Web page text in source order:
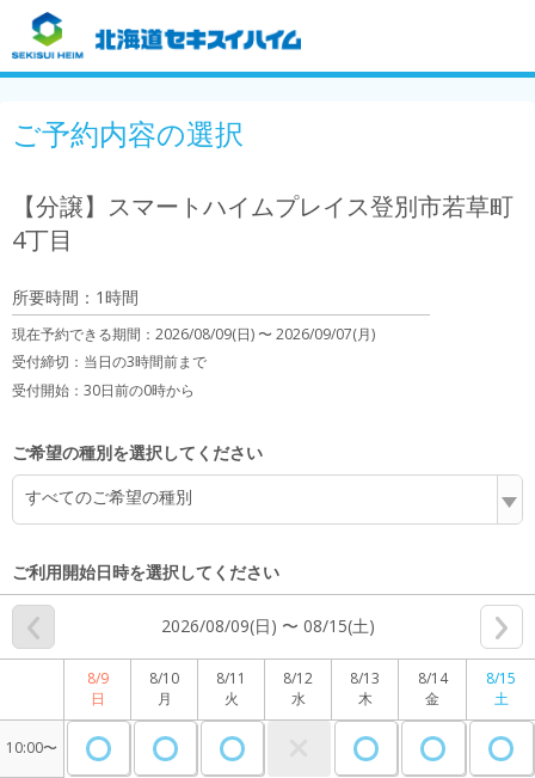
ご予約内容の選択
【分譲】スマートハイムプレイス登別市若草町
4丁目
所要時間：1時間
現在予約できる期間： 2026/08/09(日) 〜2026/09/07(月)
受付締切： 当日の3時間前まで
受付開始： 30日前の0時から
ご希望の種別を選択してください
すべてのご希望の種別
ご利用開始日時を選択してください
2026/08/09(日) 〜 08/15(土)
8/9
日
8/10
月
8/11
火
8/12
水
8/13
木
8/14
金
8/15
土
10:00〜